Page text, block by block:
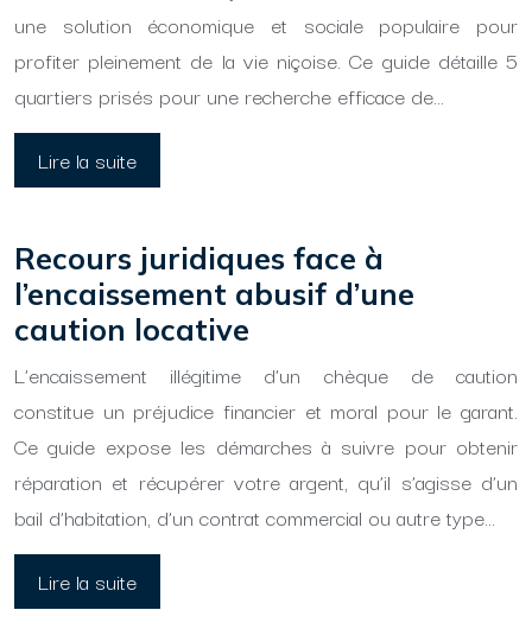
une solution économique et sociale populaire pour
profiter pleinement de la vie niçoise. Ce guide détaille 5
quartiers prisés pour une recherche efficace de…
Lire la suite
Recours juridiques face à
l’encaissement abusif d’une
caution locative
L’encaissement illégitime d’un chèque de caution
constitue un préjudice financier et moral pour le garant.
Ce guide expose les démarches à suivre pour obtenir
réparation et récupérer votre argent, qu’il s’agisse d’un
bail d’habitation, d’un contrat commercial ou autre type…
Lire la suite